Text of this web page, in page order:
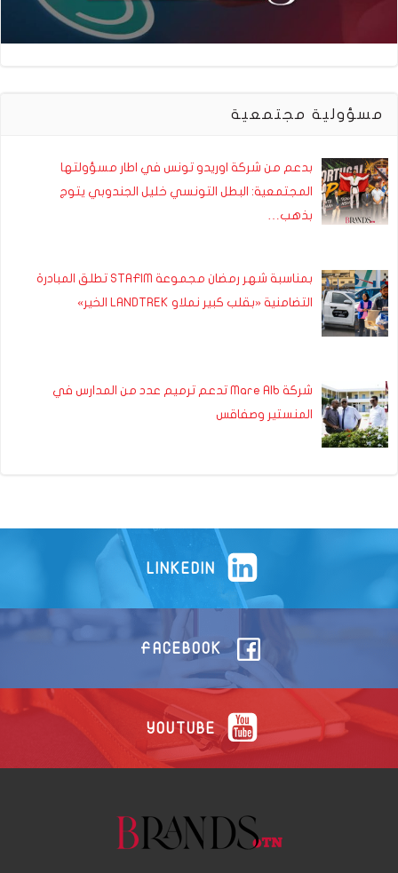
مسؤولية مجتمعية
بدعم من شركة اوريدو تونس في اطار مسؤولتها
المجتمعية: البطل التونسي خليل الجندوبي يتوج
بذهب…
بمناسبة شهر رمضان مجموعة STAFIM تطلق المبادرة
التضامنية «بقلب كبير نملاو LANDTREK الخير»
شركة Mare Alb تدعم ترميم عدد من المدارس في
المنستير وصفاقس
LINKEDIN
FACEBOOK
YOUTUBE